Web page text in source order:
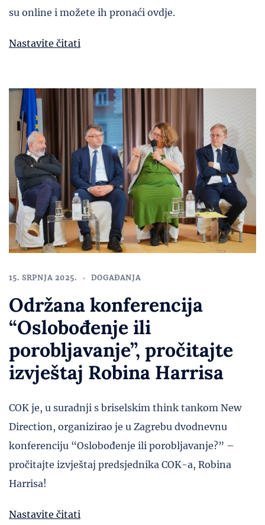
su online i možete ih pronaći ovdje.
Nastavite čitati
15. SRPNJA 2025. DOGAĐANJA
Održana konferencija
“Oslobođenje ili
porobljavanje”, pročitajte
izvještaj Robina Harrisa
COK je, u suradnji s briselskim think tankom New
Direction, organizirao je u Zagrebu dvodnevnu
konferenciju “Oslobođenje ili porobljavanje?” –
pročitajte izvještaj predsjednika COK-a, Robina
Harrisa!
Nastavite čitati